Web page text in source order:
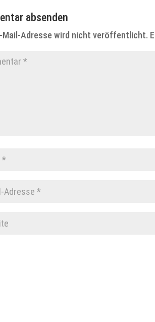
absenden
Mail-Adresse wird nicht veröffentlicht.